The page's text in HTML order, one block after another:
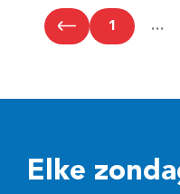
1 …
Elke